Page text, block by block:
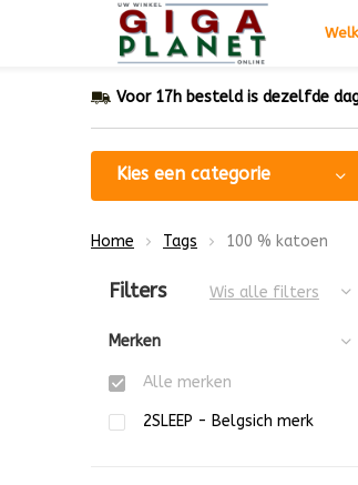
Voor 17h besteld is dezelfde
Kies een categorie
Home Tags 100 % katoen
Sorteren op:
Filters Wis alle filters
Merken
Alle merken
2SLEEP - Belgsich merk